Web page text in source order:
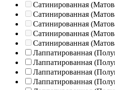
Сатинированная
Сатинированная
Сатинированная
Сатинированная
Сатинированная
Лаппатированная
Лаппатированная
Лаппатированная
Лаппатированная